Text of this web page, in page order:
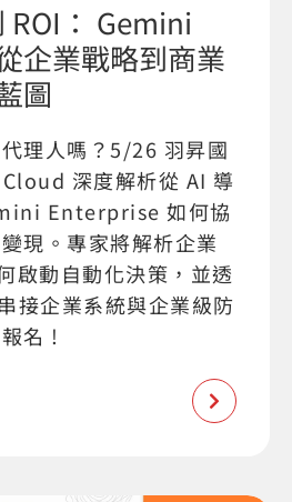
ROI： Gemini
企業戰略到商業
圖
理人嗎？5/26 羽昇國
深度解析從 AI 導
Enterprise 如何協
現。專家將解析企業
啟動自動化決策，並透
接企業系統與企業級防
名 !